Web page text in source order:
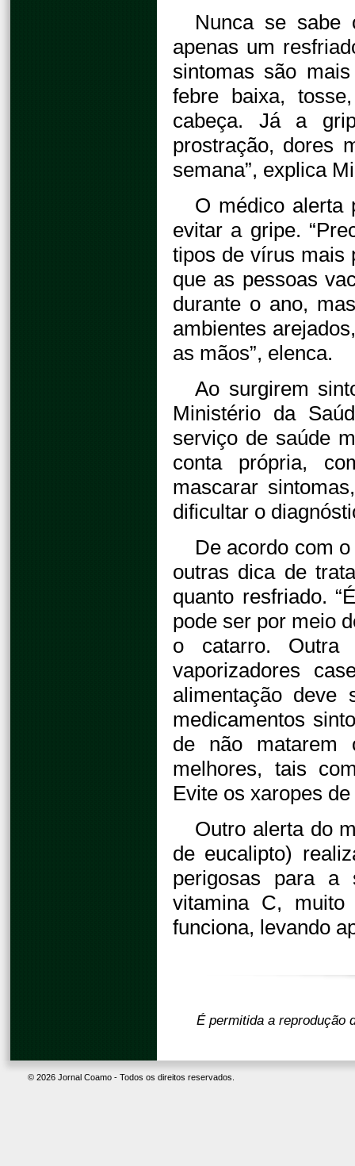
Nunca se
apenas um
sintomas são
febre baixa,
cabeça. Já a
prostração, dores
semana”, explica
O médico alerta
evitar a gripe.
tipos de vírus mais
que as pessoas
durante o ano,
ambientes
as mãos”, elenca.
Ao surgirem
Ministério da
serviço de saúde
conta própria,
mascarar
dificultar o
De acordo com
outras dica de
quanto resfriado.
pode ser por meio
o catarro.
vaporizadores
alimentação
medicamentos
de não matarem
melhores, tais
Evite os xaropes
Outro alerta do
de eucalipto)
perigosas para a
vitamina C, muito
funciona, levando
É permitida a reprodução
© 2026 Jornal Coamo - Todos os direitos reservados.